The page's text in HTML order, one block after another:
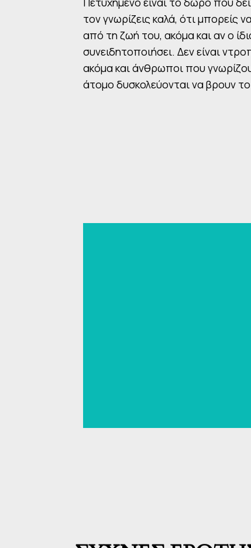
τον γνωρίζεις καλά, ότι μπορείς
από τη ζωή του, ακόμα και αν ο
συνειδητοποιήσει. Δεν είναι
ακόμα και άνθρωποι που
άτομο δυσκολεύονται να βρουν